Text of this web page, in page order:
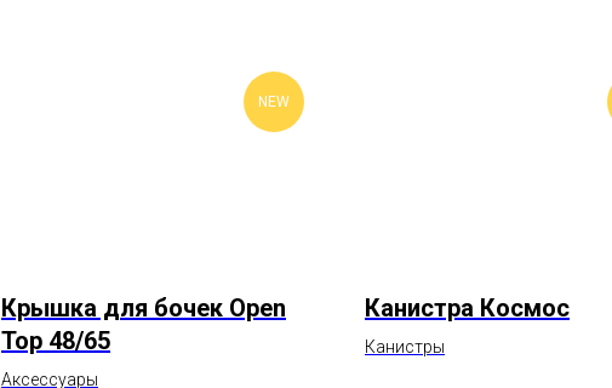
NEW
Крышка для бочек Open
Top 48/65
Аксессуары
Канистра Космос
Канистры